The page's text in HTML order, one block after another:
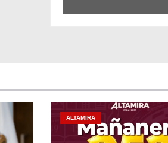
ALTAMIRA